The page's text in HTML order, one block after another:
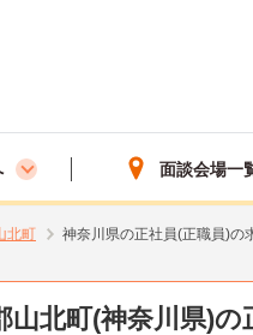
面談会場一
北町 神奈川県の正社員(正職員)の
山北町(神奈川県)の